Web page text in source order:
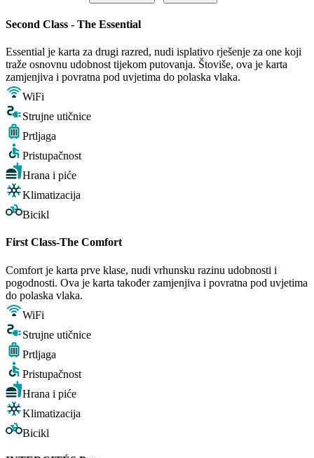
Second Class - The Essential
Essential je karta za drugi razred, nudi isplativo rješenje za one koji
traže osnovnu udobnost tijekom putovanja. Štoviše, ova je karta
zamjenjiva i povratna pod uvjetima do polaska vlaka.
WiFi
Strujne utičnice
Prtljaga
Pristupačnost
Hrana i piće
Klimatizacija
Bicikl
First Class-The Comfort
Comfort je karta prve klase, nudi vrhunsku razinu udobnosti i
pogodnosti. Ova je karta također zamjenjiva i povratna pod uvjetima
do polaska vlaka.
WiFi
Strujne utičnice
Prtljaga
Pristupačnost
Hrana i piće
Klimatizacija
Bicikl